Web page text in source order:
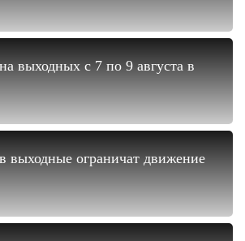
выходных с 7 по 9 августа в
выходные ограничат движение